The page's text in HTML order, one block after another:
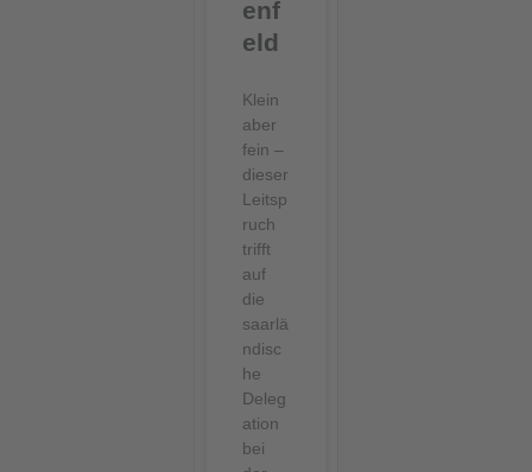
enf
eld
Klein
aber
fein –
dieser
Leitsp
ruch
trifft
auf
die
saarlä
ndisc
he
Deleg
ation
bei